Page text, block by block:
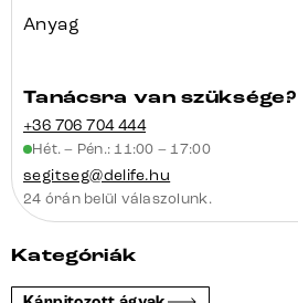
Anyag
Tanácsra van szüksége?
+36 706 704 444
Hét. – Pén.: 11:00 – 17:00
segitseg@delife.hu
24 órán belül válaszolunk.
Kategóriák